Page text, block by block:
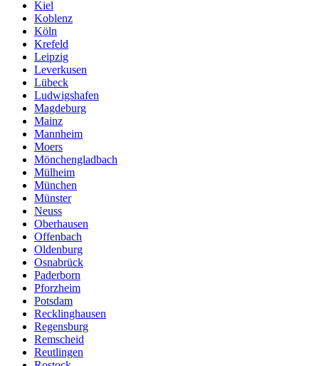
Kiel
Koblenz
Köln
Krefeld
Leipzig
Leverkusen
Lübeck
Ludwigshafen
Magdeburg
Mainz
Mannheim
Moers
Mönchengladbach
Mülheim
München
Münster
Neuss
Oberhausen
Offenbach
Oldenburg
Osnabrück
Paderborn
Pforzheim
Potsdam
Recklinghausen
Regensburg
Remscheid
Reutlingen